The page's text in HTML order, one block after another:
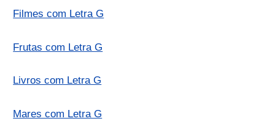
Filmes com Letra G
Frutas com Letra G
Livros com Letra G
Mares com Letra G